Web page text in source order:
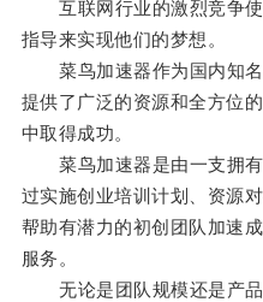
互联网行业的激烈竞争使
指导来实现他们的梦想。
菜鸟加速器作为国内知名
提供了广泛的资源和全方位
中取得成功。
菜鸟加速器是由一支拥有
过实施创业培训计划、资源
帮助有潜力的初创团队加速
服务。
无论是团队规模还是产品